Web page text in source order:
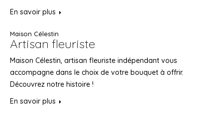
En savoir plus
Maison Célestin
Artisan fleuriste
Maison Célestin, artisan fleuriste indépendant vous
accompagne dans le choix de votre bouquet à offrir.
Découvrez notre histoire !
En savoir plus